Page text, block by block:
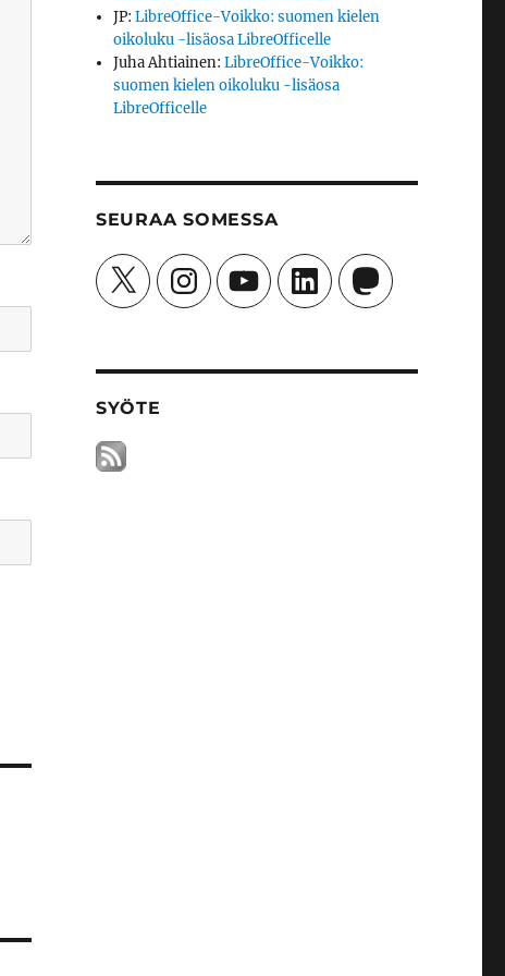
JP:LibreOffice-Voikko: suomen kielen
oikoluku -lisäosa LibreOfficelle
Juha Ahtiainen:LibreOffice-Voikko:
suomen kielen oikoluku -lisäosa
LibreOfficelle
SEURAA SOMESSA
X InstagramYouTubeLinkedInMastodon
SYÖTE